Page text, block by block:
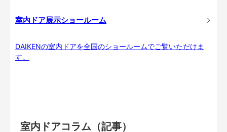
室内ドア展示ショールーム
DAIKENの室内ドアを全国のショールームでご覧いただけま
す。
室内ドアコラム（記事）